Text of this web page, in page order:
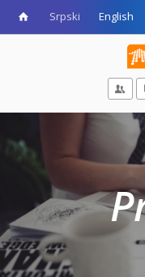
Srpski English